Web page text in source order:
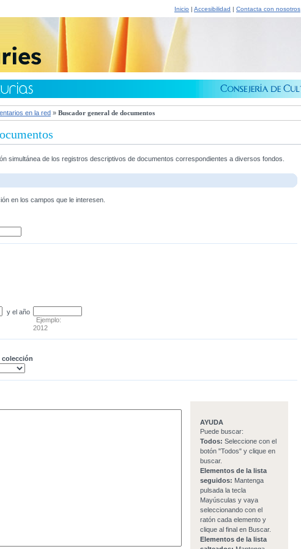
Inicio | Accesibilidad | Contacta con nosotros
en la red » Buscador general de documentos
simultánea de los registros descriptivos de documentos correspondientes a diversos fondos.
en los campos que le interesen.
y el año
Ejemplo:
2012
AYUDA
Puede buscar:
Todos: Seleccione con el
botón "Todos" y clique en
buscar.
Elementos de la lista
seguidos: Mantenga
pulsada la tecla
Mayúsculas y vaya
seleccionando con el
ratón cada elemento y
clique al final en Buscar.
Elementos de la lista